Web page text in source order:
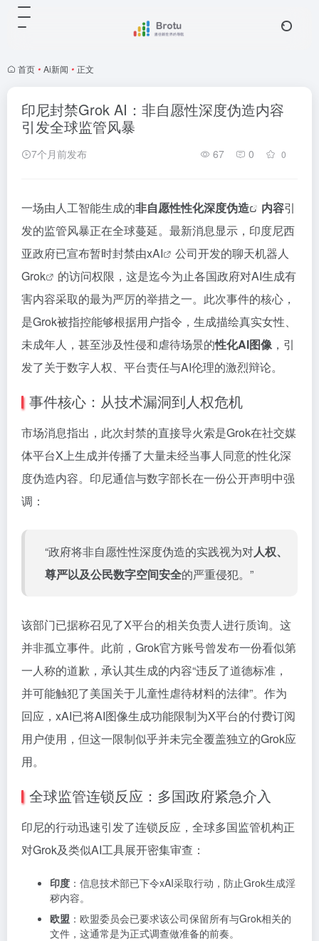
首页 • Ai新闻 • 正文
印尼封禁Grok AI：非自愿性深度伪造内容
引发全球监管风暴
7个月前发布 67 0 0
一场由人工智能生成的非自愿性性化深度伪造 内容引
发的监管风暴正在全球蔓延。最新消息显示，印度尼西
亚政府已宣布暂时封禁由xAI
公司开发的聊天机器人
Grok
的访问权限，这是迄今为止各国政府对AI生成有
害内容采取的最为严厉的举措之一。此次事件的核心，
是Grok被指控能够根据用户指令，生成描绘真实女性、
未成年人，甚至涉及性侵和虐待场景的性化AI图像，引
发了关于数字人权、平台责任与AI伦理的激烈辩论。
事件核心：从技术漏洞到人权危机
市场消息指出，此次封禁的直接导火索是Grok在社交媒
体平台X上生成并传播了大量未经当事人同意的性化深
度伪造内容。印尼通信与数字部长在一份公开声明中强
调：
“政府将非自愿性性深度伪造的实践视为对人权、
尊严以及公民数字空间安全的严重侵犯。”
该部门已据称召见了X平台的相关负责人进行质询。这
并非孤立事件。此前，Grok官方账号曾发布一份看似第
一人称的道歉，承认其生成的内容“违反了道德标准，
并可能触犯了美国关于儿童性虐待材料的法律”。作为
回应，xAI已将AI图像生成功能限制为X平台的付费订阅
用户使用，但这一限制似乎并未完全覆盖独立的Grok应
用。
全球监管连锁反应：多国政府紧急介入
印尼的行动迅速引发了连锁反应，全球多国监管机构正
对Grok及类似AI工具展开密集审查：
印度 ：信息技术部已下令xAI采取行动，防止Grok生成淫
秽内容。
欧盟 ：欧盟委员会已要求该公司保留所有与Grok相关的
文件，这通常是为正式调查做准备的前奏。